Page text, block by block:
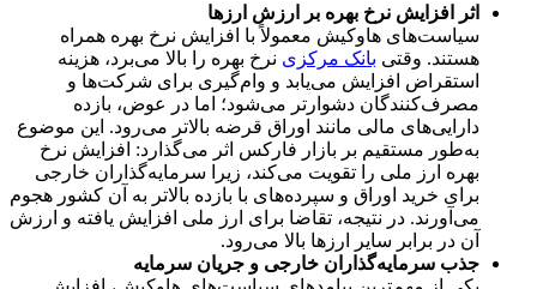
اثر افزایش نرخ بهره بر ارزش ارزها
سیاست‌های هاوکیش معمولاً با افزایش نرخ بهره همراه
هستند. وقتی بانک مرکزی نرخ بهره را بالا می‌برد، هزینه
استقراض افزایش می‌یابد و وام‌گیری برای شرکت‌ها و
مصرف‌کنندگان دشوارتر می‌شود؛ اما در عوض، بازده
دارایی‌های مالی مانند اوراق قرضه بالاتر می‌رود. این موضوع
به‌طور مستقیم بر بازار فارکس اثر می‌گذارد: افزایش نرخ
بهره ارز ملی را تقویت می‌کند، زیرا سرمایه‌گذاران خارجی
برای خرید اوراق و سپرده‌های با بازده بالاتر به آن کشور هجوم
می‌آورند. در نتیجه، تقاضا برای ارز ملی افزایش یافته و ارزش
آن در برابر سایر ارزها بالا می‌رود.
جذب سرمایه‌گذاران خارجی و جریان سرمایه